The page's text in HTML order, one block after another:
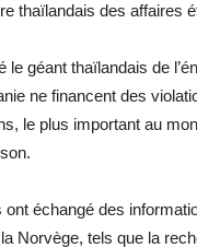
thaïlandais des affaires
géant thaïlandais de
ne financent des
le plus important au
échangé des
Norvège, tels que la